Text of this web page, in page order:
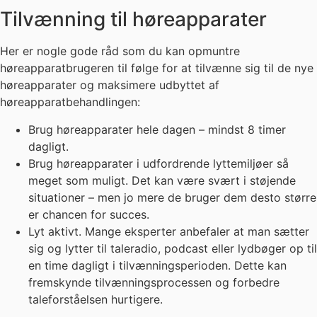
Downlaod guide til høreapparater
FAQ – Høreapparater
De mest stillede spørgsmål og svar
omkring høreapparater.
Få svar på de oftest stillede spørgsmål omkring
høreapparater.
Finder du ikke det du søger, eller ønsker du yderligere
information, så er du altid velkommen til at kontakte
HEIMDALL’S Kundeservice på telefon89 805 505eller på
info@heimdalls.dk.